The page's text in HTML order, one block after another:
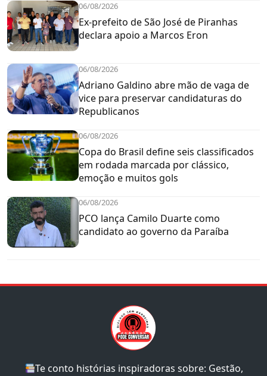
06/08/2026
Ex-prefeito de São José de Piranhas
declara apoio a Marcos Eron
06/08/2026
Adriano Galdino abre mão de vaga de
vice para preservar candidaturas do
Republicanos
06/08/2026
Copa do Brasil define seis classificados
em rodada marcada por clássico,
emoção e muitos gols
06/08/2026
PCO lança Camilo Duarte como
candidato ao governo da Paraíba
Te conto histórias inspiradoras sobre: Gestão,